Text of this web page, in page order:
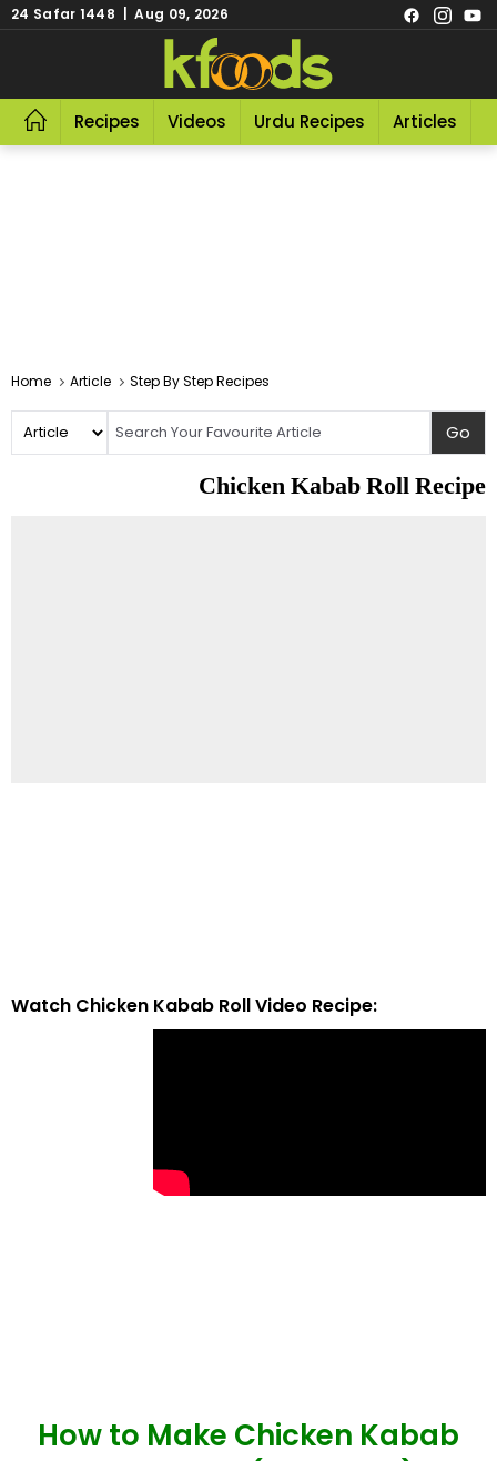
24 Safar 1448 | Aug 09, 2026
Recipes Videos Urdu Recipes Articles
Home Article Step By Step Recipes
Chicken Kabab Roll Recipe
Watch Chicken Kabab Roll Video Recipe:
How to Make Chicken Kabab